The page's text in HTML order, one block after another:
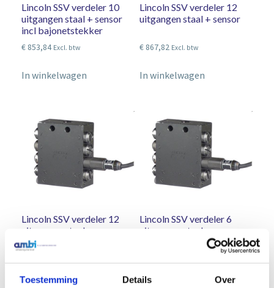
Toestemming Details Over
Lincoln SSV verdeler 10
uitgangen staal + sensor
incl bajonetstekker
€ 853,84 Excl. btw
In winkelwagen
Lincoln SSV verdeler 12
uitgangen staal + sensor
€867,82 Excl. btw
In winkelwagen
Lincoln SSV verdeler 12
uitgangen staal + sensor
incl bajonetstekker
Lincoln SSV verdeler 6
uitgangen staal + sensor
incl bajonetstekker